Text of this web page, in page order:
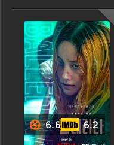
жизнь. Днем она –
одинокая мать, ночью
же превращается в
хладнокровного
киллера, услуги
которой востребованы
в темных уголках
южнокорейского
подполья. Ее жизнь
кажется безупречной,
6.6 6.2